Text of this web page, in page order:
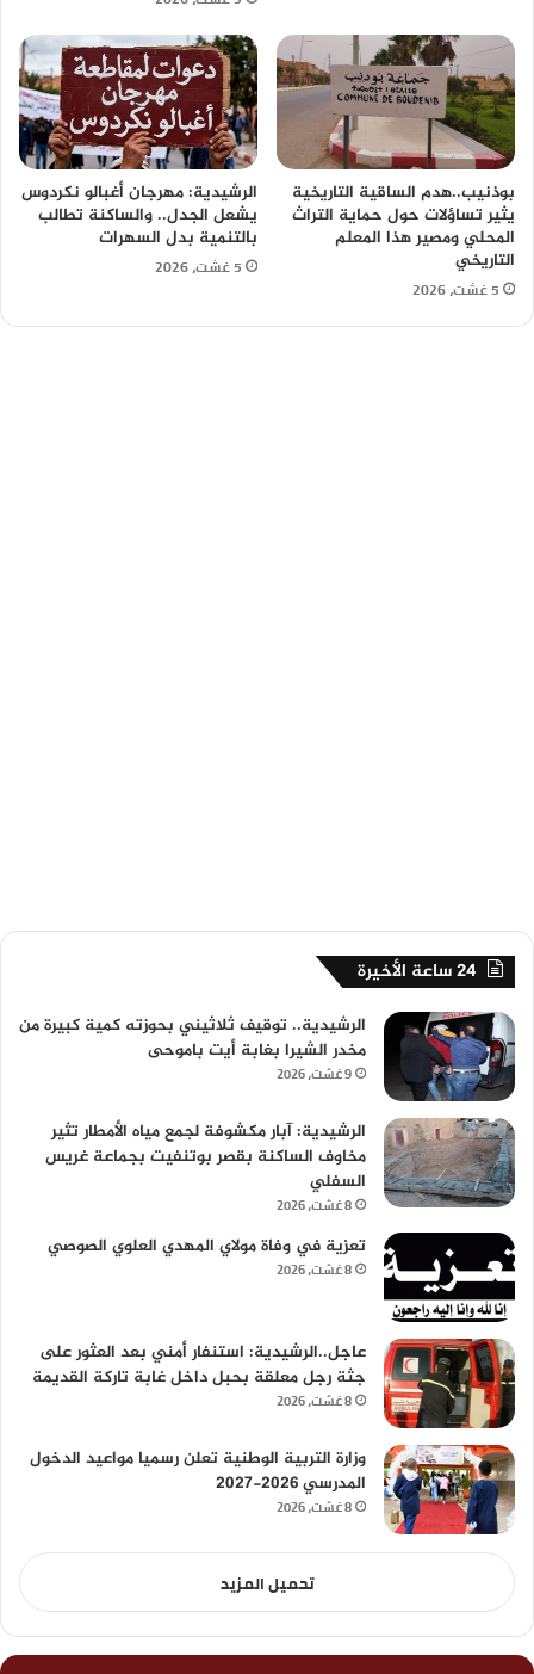
بوذنيب..هدم الساقية التاريخية
يثير تساؤلات حول حماية التراث
المحلي ومصير هذا المعلم
التاريخي
5 غشت، 2026
الرشيدية: مهرجان أغبالو نكردوس
يشعل الجدل.. والساكنة تطالب
بالتنمية بدل السهرات
5 غشت، 2026
24 ساعة الأخيرة
الرشيدية.. توقيف ثلاثيني بحوزته كمية كبيرة من
مخدر الشيرا بغابة أيت باموحى
9 غشت، 2026
الرشيدية: آبار مكشوفة لجمع مياه الأمطار تثير
مخاوف الساكنة بقصر بوتنفيت بجماعة غريس
السفلي
8 غشت، 2026
تعزية في وفاة مولاي المهدي العلوي الصوصي
8 غشت، 2026
عاجل..الرشيدية: استنفار أمني بعد العثور على
جثة رجل معلقة بحبل داخل غابة تاركة القديمة
8 غشت، 2026
وزارة التربية الوطنية تعلن رسميا مواعيد الدخول
المدرسي 2026-2027
8 غشت، 2026
تحميل المزيد